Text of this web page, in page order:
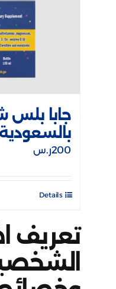
جابا بلس
200ر.س
Details
تعريف